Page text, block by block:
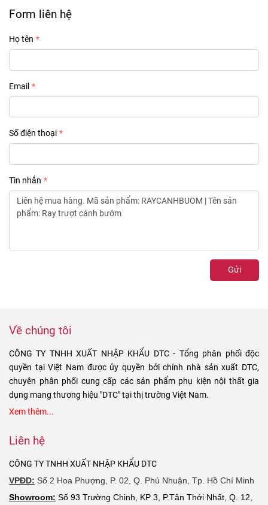
Form liên hệ
Họ tên
Email
Số điện thoại
Tin nhắn
Gửi
Về chúng tôi
CÔNG TY TNHH XUẤT NHẬP KHẨU DTC - Tổng phân phối độc
quyền tại Việt Nam được ủy quyền bởi chính nhà sản xuất DTC,
chuyên phân phối cung cấp các sản phẩm phụ kiện nội thất gia
dụng mang thương hiệu "DTC" tại thị trường Việt Nam.
Xem thêm...
Liên hệ
CÔNG TY TNHH XUẤT NHẬP KHẨU DTC
VPĐD: Số 2 Hoa Phượng, P. 02, Q. Phú Nhuận, Tp. Hồ Chí Minh
Showroom: Số 93 Trường Chinh, KP 3, P.Tân Thới Nhất, Q. 12,